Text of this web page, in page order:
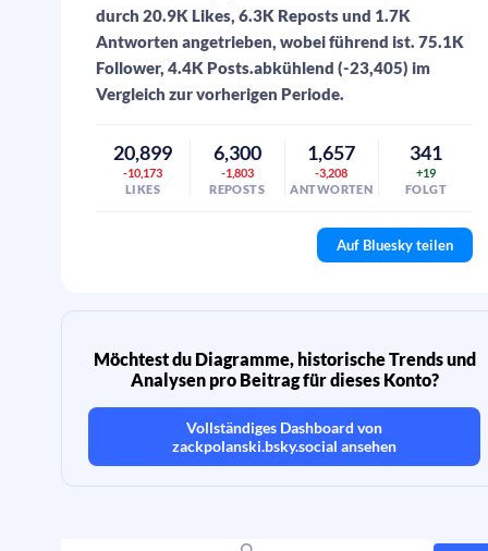
durch 20.9K Likes, 6.3K Reposts und 1.7K
Antworten angetrieben, wobei führend ist. 75.1K
Follower, 4.4K Posts.abkühlend (-23,405) im
Vergleich zur vorherigen Periode.
20,899
-10,173
LIKES
6,300
-1,803
REPOSTS
1,657
-3,208
ANTWORTEN
341
+19
FOLGT
Auf Bluesky teilen
Möchtest du Diagramme, historische Trends und
Analysen pro Beitrag für dieses Konto?
Vollständiges Dashboard von
zackpolanski.bsky.social ansehen